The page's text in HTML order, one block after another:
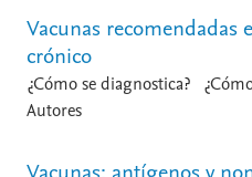
Vacunas recomendadas
crónico
¿Cómo se diagnostica?
Autores